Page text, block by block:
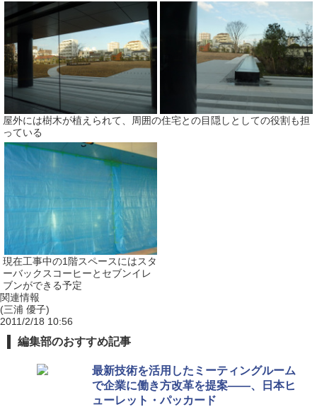
屋外には樹木が植えられて、周囲の住宅との目隠しとしての役割も担
っている
現在工事中の1階スペースにはスタ
ーバックスコーヒーとセブンイレ
ブンができる予定
関連情報
(三浦 優子)
2011/2/18 10:56
編集部のおすすめ記事
最新技術を活用したミーティングルーム
で企業に働き方改革を提案――、日本ヒ
ューレット・パッカード